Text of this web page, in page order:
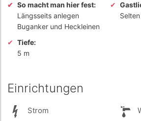
So macht man hier fest:
Längsseits anlegen
Buganker und Heckleinen
Selten
Tiefe:
5 m
Einrichtungen
Strom